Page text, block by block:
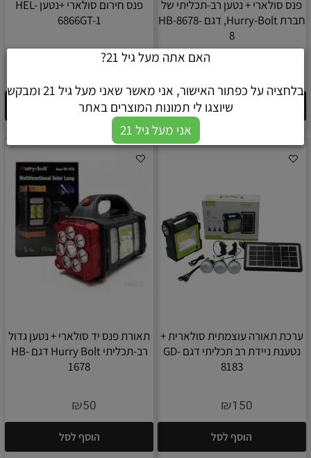
פנס סולארי + נטען רב-תכליתי של
חברת Hurry-Bolt, דגם HB-8678-
8
הוסף לסל
פנס חירום סולארי +נטען HEL-
6866GT-1
הוסף לסל
ערכת תאורה עוצמתית סולארית +
נטענת ניידת רב תכליתי דגם GD-
8183
₪150
הוסף לסל
תאורת פנס יד סולארי + נטען גדול
רב-תכליתי Hurry Bolt דגם HB-
1678
₪50
הוסף לסל
האם אתה מעל גיל 21?
בלחציה על כפתור האישור, אני מאשר שאני מעל גיל 21 ומבקש
שיוצגו לי תמונות המוצרים באתר
אני מעל גיל 21